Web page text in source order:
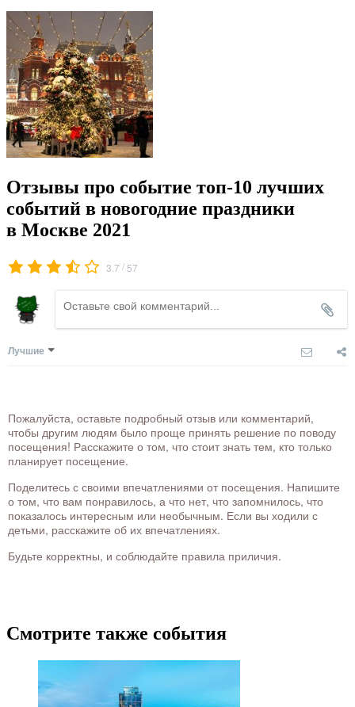
Отзывы про событие топ-10 лучших
событий в новогодние праздники
в Москве 2021
3.7 / 57
Лучшие
Пожалуйста, оставьте подробный отзыв или комментарий,
чтобы другим людям было проще принять решение по поводу
посещения! Расскажите о том, что стоит знать тем, кто только
планирует посещение.
Поделитесь с своими впечатлениями от посещения. Напишите
о том, что вам понравилось, а что нет, что запомнилось, что
показалось интересным или необычным. Если вы ходили с
детьми, расскажите об их впечатлениях.
Будьте корректны, и соблюдайте правила приличия.
Смотрите также события